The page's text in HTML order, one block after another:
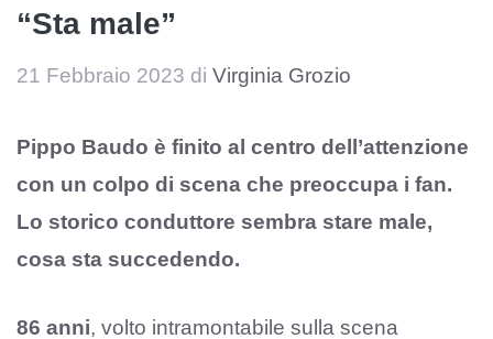
“Sta male”
21 Febbraio 2023 di Virginia Grozio
Pippo Baudo è finito al centro dell’attenzione
con un colpo di scena che preoccupa i fan.
Lo storico conduttore sembra stare male,
cosa sta succedendo.
86 anni, volto intramontabile sulla scena